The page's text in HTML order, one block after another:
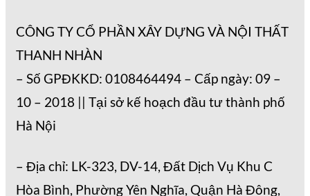
CÔNG TY CỔ PHẦN XÂY DỰNG VÀ NỘI THẤT
THANH NHÀN
– Số GPĐKKD: 0108464494 – Cấp ngày: 09 –
10 – 2018 || Tại sở kế hoạch đầu tư thành phố
Hà Nội
– Địa chỉ: LK-323, DV-14, Đất Dịch Vụ Khu C
Hòa Bình, Phường Yên Nghĩa, Quận Hà Đông,